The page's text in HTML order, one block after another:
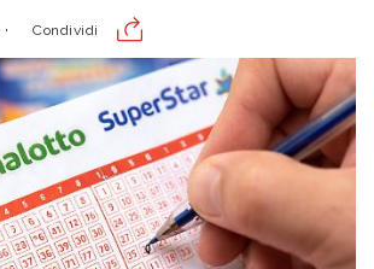
Condividi